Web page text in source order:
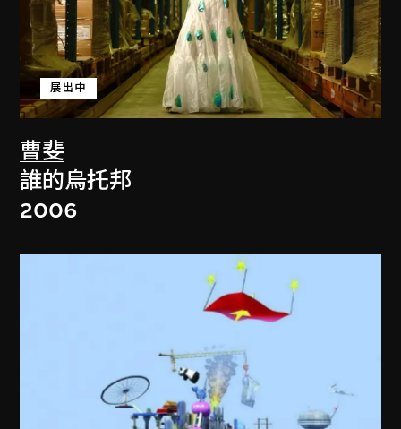
曹斐
展出中
誰的烏托邦
2006